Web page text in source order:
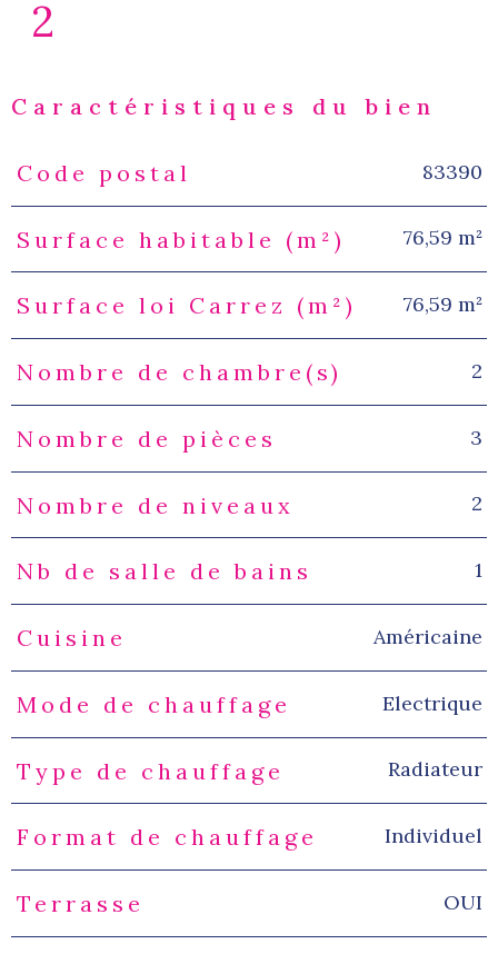
2
Caractéristiques du bien
Caractéristiques
Code postal 83390
Surface habitable (m²) 76,59 m²
Surface loi Carrez (m²) 76,59 m²
Nombre de chambre(s) 2
Nombre de pièces 3
Nombre de niveaux 2
Nb de salle de bains 1
Cuisine Américaine
Mode de chauffage Electrique
Type de chauffage Radiateur
Format de chauffage Individuel
Terrasse OUI